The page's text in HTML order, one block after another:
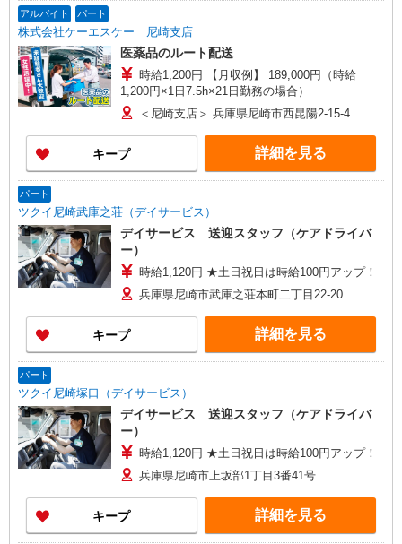
アルバイト パート
株式会社ケーエスケー 尼崎支店
医薬品のルート配送
時給1,200円 【月収例】 189,000円（時給
1,200円×1日7.5h×21日勤務の場合）
＜尼崎支店＞ 兵庫県尼崎市西昆陽2-15-4
キープ 詳細を見る
パート
ツクイ尼崎武庫之荘（デイサービス）
デイサービス 送迎スタッフ（ケアドライバ
ー）
時給1,120円 ★土日祝日は時給100円アップ！
兵庫県尼崎市武庫之荘本町二丁目22-20
キープ 詳細を見る
パート
ツクイ尼崎塚口（デイサービス）
デイサービス 送迎スタッフ（ケアドライバ
ー）
時給1,120円 ★土日祝日は時給100円アップ！
兵庫県尼崎市上坂部1丁目3番41号
キープ 詳細を見る